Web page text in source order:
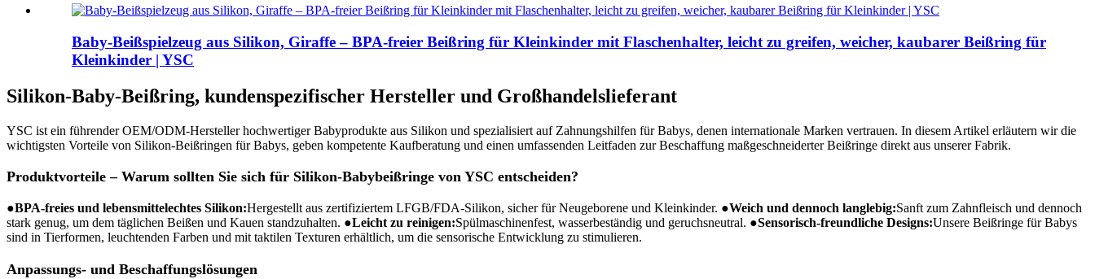
Baby-Beißspielzeug aus Silikon, Giraffe – BPA-freier Beißring für Kleinkinder mit Flaschenhalter, leicht zu greifen, weicher, kaubarer Beißring für
Kleinkinder | YSC
Silikon-Baby-Beißring, kundenspezifischer Hersteller und Großhandelslieferant
YSC ist ein führender OEM/ODM-Hersteller hochwertiger Babyprodukte aus Silikon und spezialisiert auf Zahnungshilfen für Babys, denen internationale Marken vertrauen. In diesem Artikel erläutern wir die
wichtigsten Vorteile von Silikon-Beißringen für Babys, geben kompetente Kaufberatung und einen umfassenden Leitfaden zur Beschaffung maßgeschneiderter Beißringe direkt aus unserer Fabrik.
Produktvorteile – Warum sollten Sie sich für Silikon-Babybeißringe von YSC entscheiden?
●BPA-freies und lebensmittelechtes Silikon:Hergestellt aus zertifiziertem LFGB/FDA-Silikon, sicher für Neugeborene und Kleinkinder. ●Weich und dennoch langlebig:Sanft zum Zahnfleisch und dennoch
stark genug, um dem täglichen Beißen und Kauen standzuhalten. ●Leicht zu reinigen:Spülmaschinenfest, wasserbeständig und geruchsneutral. ●Sensorisch-freundliche Designs:Unsere Beißringe für Babys
sind in Tierformen, leuchtenden Farben und mit taktilen Texturen erhältlich, um die sensorische Entwicklung zu stimulieren.
Anpassungs- und Beschaffungslösungen